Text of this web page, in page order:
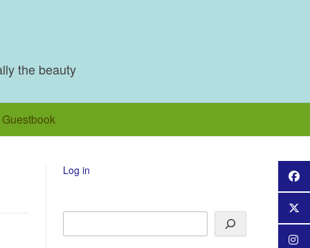
the beauty
Guestbook
Log in
Search